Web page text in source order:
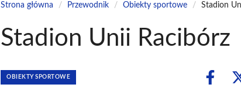
Strona główna / Przewodnik / Obiekty sportowe / Stadion
Stadion Unii Racibórz
OBIEKTY SPORTOWE
Share